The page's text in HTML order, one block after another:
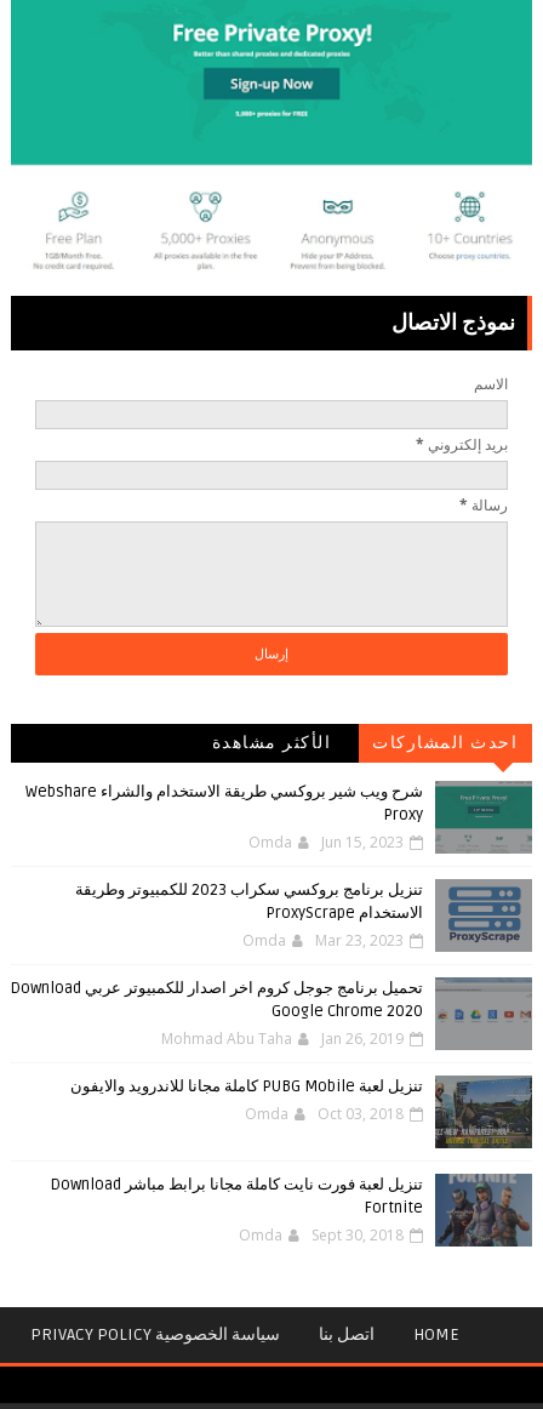
نموذج الاتصال
الاسم
بريد إلكتروني *
رسالة *
احدث المشاركات الأكثر مشاهدة
شرح ويب شير بروكسي طريقة الاستخدام والشراء Webshare
Proxy
Omda Jun 15, 2023
تنزيل برنامج بروكسي سكراب 2023 للكمبيوتر وطريقة
الاستخدام ProxyScrape
Omda Mar 23, 2023
تحميل برنامج جوجل كروم اخر اصدار للكمبيوتر عربي Download
Google Chrome 2020
Mohmad Abu Taha Jan 26, 2019
تنزيل لعبة PUBG Mobile كاملة مجانا للاندرويد والايفون
Omda Oct 03, 2018
تنزيل لعبة فورت نايت كاملة مجانا برابط مباشر Download
Fortnite
Omda Sept 30, 2018
HOME اتصل بنا سياسة الخصوصية PRIVACY POLICY